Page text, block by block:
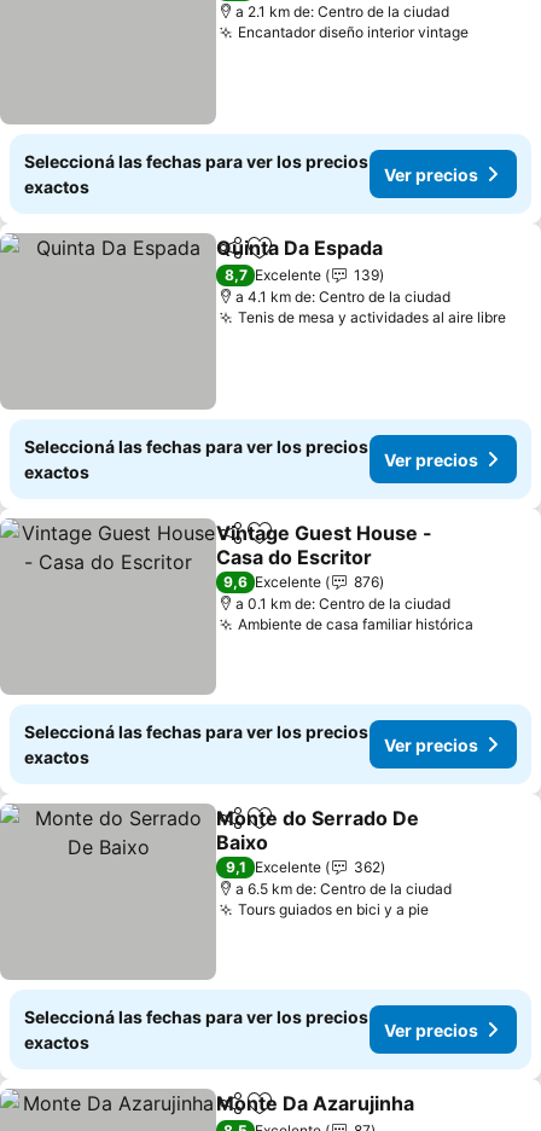
a 2.1 km de: Centro de la ciudad
Encantador diseño interior vintageVer
Seleccioná las fechas para ver los precios
exactos
Ver precios
CompartirAñadir a favoritos
Quinta Da Espada
8,7 Excelente
139
a 4.1 km de: Centro de la ciudad
Tenis de mesa y actividades al aire libre
Seleccioná las fechas para ver los precios
exactos
Ver precios
CompartirAñadir a favoritos
Vintage Guest House -
Casa do Escritor
Ver precios
9,6 Excelente
876
a 0.1 km de: Centro de la ciudad
Ambiente de casa familiar histórica
Seleccioná las fechas para ver los precios
exactos
Ver precios
CompartirAñadir a favoritos
Monte do Serrado De
Baixo
Ver precios
9,1 Excelente
362
a 6.5 km de: Centro de la ciudad
Tours guiados en bici y a pieVer precios
Seleccioná las fechas para ver los precios
exactos
Ver precios
CompartirAñadir a favoritos
Monte Da Azarujinha